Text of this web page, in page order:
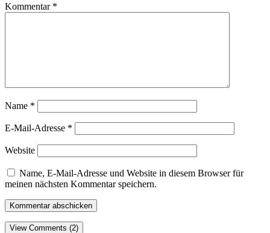
Kommentar *
Name *
E-Mail-Adresse *
Website
Name, E-Mail-Adresse und Website in diesem Browser für
meinen nächsten Kommentar speichern.
View Comments (2)